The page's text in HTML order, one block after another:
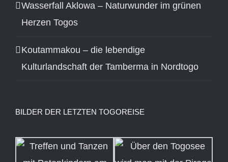
Wasserfall Aklowa – Naturwunder im grünen
Herzen Togos
Koutammakou – die lebendige
Kulturlandschaft der Tamberma in Nordtogo
BILDER DER LETZTEN TOGOREISE